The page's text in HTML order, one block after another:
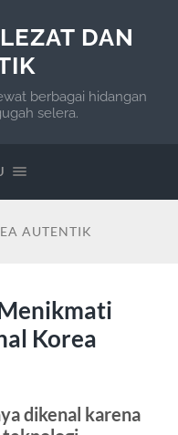
DAN
berbagai hidangan
selera.
AUTENTIK
Korea
dikenal karena